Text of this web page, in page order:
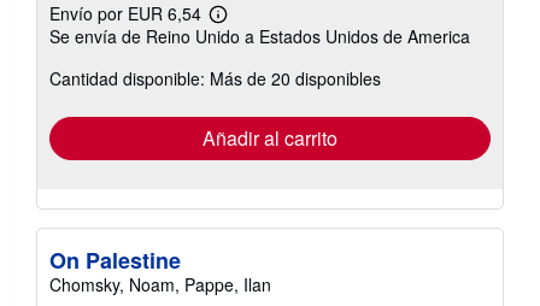
Envío por EUR 6,54
Más
información
las
envío
Se envía de Reino Unido a Estados Unidos de America
Cantidad disponible: Más de 20 disponibles
Añadir al carrito
On Palestine
Chomsky, Noam, Pappe, Ilan